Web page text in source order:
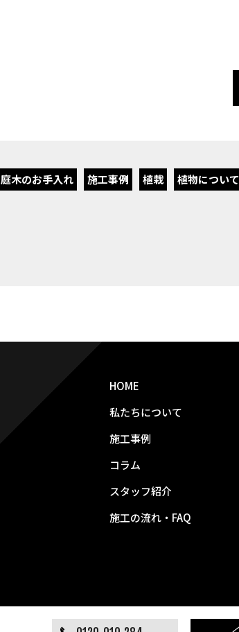
庭木のお手入れ 施工事例 植栽 植物について
HOME
私たちについて
施工事例
コラム
スタッフ紹介
施工の流れ・FAQ